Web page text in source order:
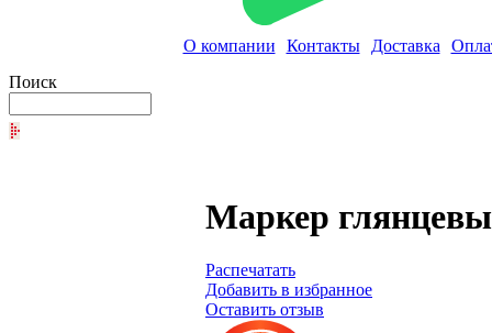
О компании Контакты Доставка
Поиск
Маркер
Распечатать
Добавить в избранное
Оставить отзыв